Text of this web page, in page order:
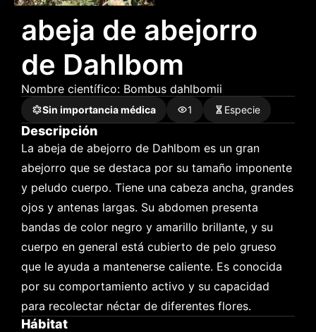
abeja de abejorro
de Dahlbom
Nombre científico: Bombus dahlbomii
Sin importancia médica 1 Especie
Descripción
La abeja de abejorro de Dahlbom es un gran
abejorro que se destaca por su tamaño imponente
y peludo cuerpo. Tiene una cabeza ancha, grandes
ojos y antenas largas. Su abdomen presenta
bandas de color negro y amarillo brillante, y su
cuerpo en general está cubierto de pelo grueso
que le ayuda a mantenerse caliente. Es conocida
por su comportamiento activo y su capacidad
para recolectar néctar de diferentes flores.
Hábitat